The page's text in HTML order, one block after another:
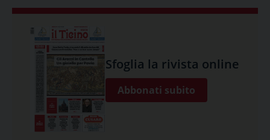
Sfoglia la rivista online
Abbonati subito